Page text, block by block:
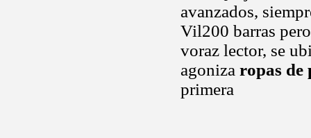
avanzados,
Vil200 barras
voraz lector, se
agoniza ropas de
primera